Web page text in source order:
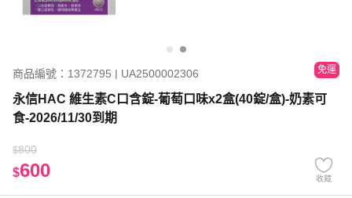
商品編號：1372795 | UA2500002306 免運
永信HAC 維生素C口含錠-葡萄口味x2盒(40錠/盒)-奶素可
食-2026/11/30到期
$800
$600 收藏